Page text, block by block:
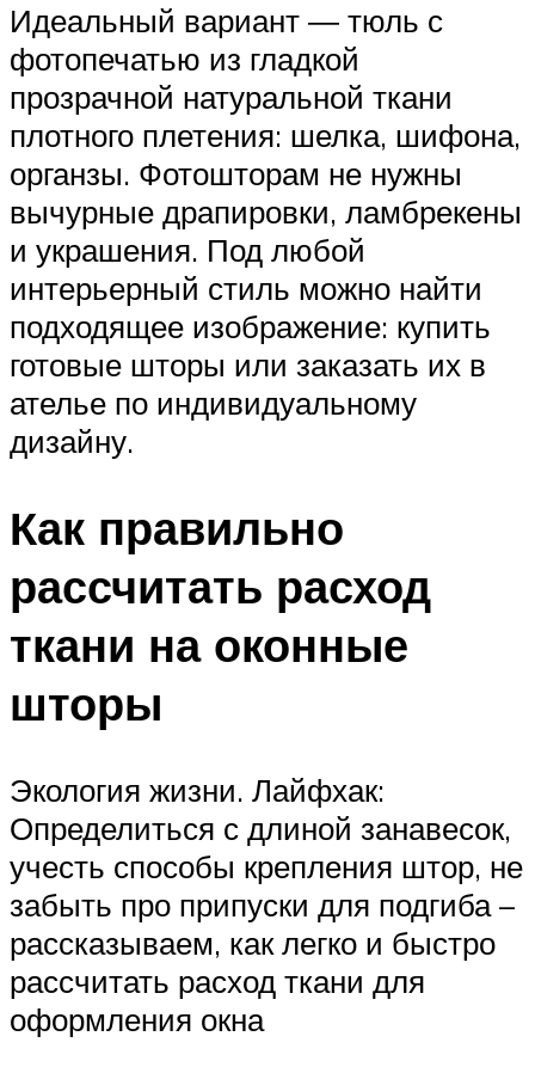
Идеальный вариант ― тюль с
фотопечатью из гладкой
прозрачной натуральной ткани
плотного плетения: шелка, шифона,
органзы. Фотошторам не нужны
вычурные драпировки, ламбрекены
и украшения. Под любой
интерьерный стиль можно найти
подходящее изображение: купить
готовые шторы или заказать их в
ателье по индивидуальному
дизайну.
Как правильно
рассчитать расход
ткани на оконные
шторы
Экология жизни. Лайфхак:
Определиться с длиной занавесок,
учесть способы крепления штор, не
забыть про припуски для подгиба –
рассказываем, как легко и быстро
рассчитать расход ткани для
оформления окна